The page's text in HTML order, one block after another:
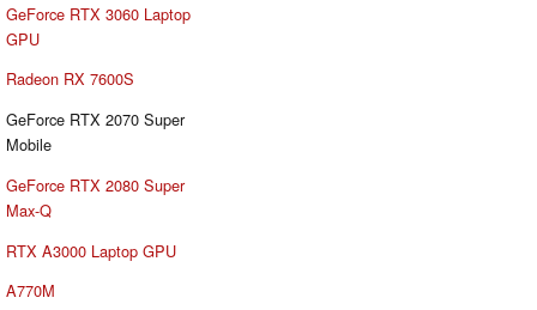
GeForce RTX 3060 Laptop
GPU
Radeon RX 7600S
GeForce RTX 2070 Super
Mobile
GeForce RTX 2080 Super
Max-Q
RTX A3000 Laptop GPU
A770M